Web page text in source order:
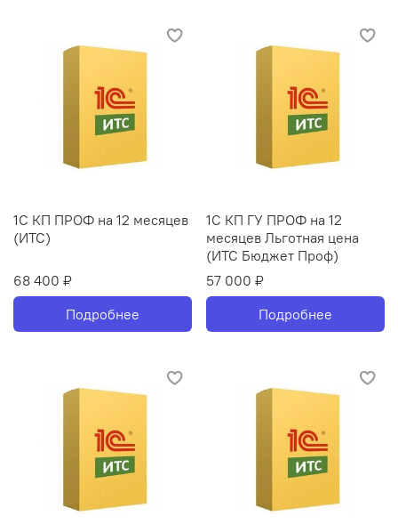
1С КП ПРОФ на 12 месяцев
(ИТС)
68 400 ₽
Подробнее
1С КП ГУ ПРОФ на 12
месяцев Льготная цена
(ИТС Бюджет Проф)
57 000 ₽
Подробнее